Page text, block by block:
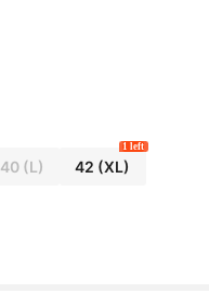
40(L) 42 (XL)
1 left